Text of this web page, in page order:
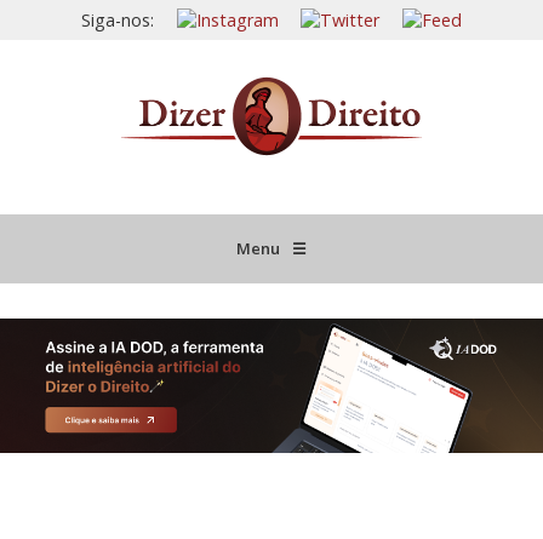
Siga-nos:
Menu ☰
JURISPRUDÊNCIA COMENTADA
INFORMATIVOS COMENTADOS